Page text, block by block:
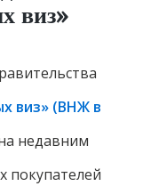
виз»
виз» (ВНЖ в
недавним
покупателей